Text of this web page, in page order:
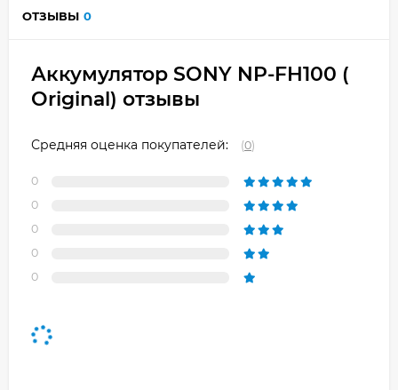
ОТЗЫВЫ 0
Аккумулятор SONY NP-FH100 (
Original) отзывы
Средняя оценка покупателей: (0)
0
0
0
0
0